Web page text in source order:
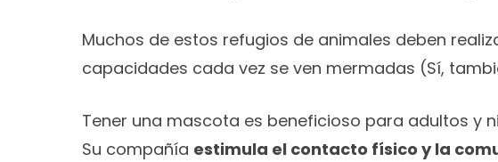
Muchos de estos refugios de animales deben
capacidades cada vez se ven mermadas (Sí,
Tener una mascota es beneficioso para adultos y
Su compañía estimula el contacto físico y la